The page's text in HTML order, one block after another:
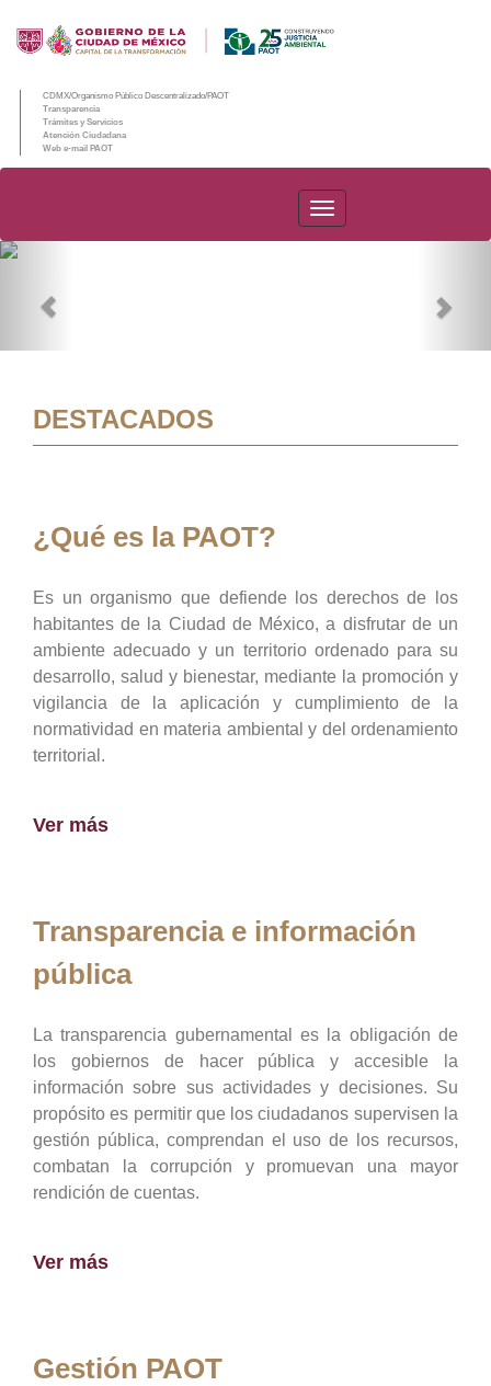
CDMX/Organismo Público Descentralizado/PAOT
Transparencia
Trámites y Servicios
Atención Ciudadana
Web e-mail PAOT
PAOT
DESTACADOS
¿Qué es la PAOT?
Es un organismo que defiende los derechos de los
habitantes de la Ciudad de México, a disfrutar de un
ambiente adecuado y un territorio ordenado para su
desarrollo, salud y bienestar, mediante la promoción y
vigilancia de la aplicación y cumplimiento de la
normatividad en materia ambiental y del ordenamiento
territorial.
Ver más
Transparencia e información
pública
La transparencia gubernamental es la obligación de
los gobiernos de hacer pública y accesible la
información sobre sus actividades y decisiones. Su
propósito es permitir que los ciudadanos supervisen la
gestión pública, comprendan el uso de los recursos,
combatan la corrupción y promuevan una mayor
rendición de cuentas.
Ver más
Gestión PAOT